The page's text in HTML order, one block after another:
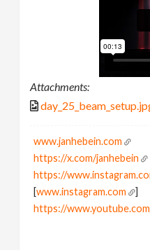
Attachments:
www.janhebein.com
https://x.com/janhebein
https://
[www.instagram.com
]
https://